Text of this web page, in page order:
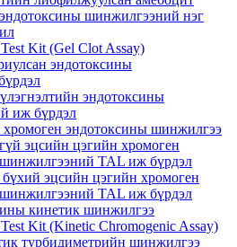
шинжилгээний нэг
Kit (Gel Clot Assay)
эндотоксины
эндотоксины
иж бүрдэл
эндотоксины шинжилгээ
эцсийн цэгийн хромоген
TAL иж бүрдэл
эцсийн цэгийн хромоген
TAL иж бүрдэл
кинетик шинжилгээ
Kit (Kinetic Chromogenic Assay)
турбидиметрийн шинжилгээ